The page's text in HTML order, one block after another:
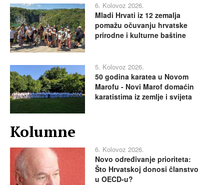
6. Kolovoz 2026.
Mladi Hrvati iz 12 zemalja
pomažu očuvanju hrvatske
prirodne i kulturne baštine
5. Kolovoz 2026.
50 godina karatea u Novom
Marofu - Novi Marof domaćin
karatistima iz zemlje i svijeta
Kolumne
6. Kolovoz 2026.
Novo određivanje prioriteta:
Što Hrvatskoj donosi članstvo
u OECD-u?